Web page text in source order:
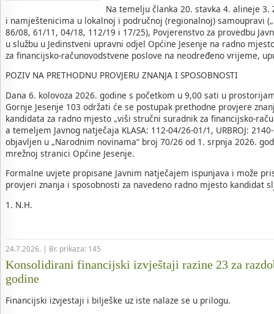
Na temelju članka 20. stavka 4. alineje 3.
i namještenicima u lokalnoj i područnoj (regionalnoj) samoupravi
86/08, 61/11, 04/18, 112/19 i 17/25), Povjerenstvo za provedbu
u službu u Jedinstveni upravni odjel Općine Jesenje na radno
za financijsko-računovodstvene poslove na neodređeno vrijeme,
POZIV NA PRETHODNU PROVJERU ZNANJA I SPOSOBNOSTI
Dana 6. kolovoza 2026. godine s početkom u 9,00 sati u
Gornje Jesenje 103 održati će se postupak prethodne provjere
kandidata za radno mjesto „viši stručni suradnik za financijsko-
a temeljem Javnog natječaja KLASA: 112-04/26-01/1, URBROJ:
objavljen u „Narodnim novinama“ broj 70/26 od 1. srpnja 2026.
mrežnoj stranici Općine Jesenje.
Formalne uvjete propisane Javnim natječajem ispunjava i može
provjeri znanja i sposobnosti za navedeno radno mjesto kandidat
1. N.H.
24.7.2026. | Br. prikaza: 145
Konsolidirani financijski izvještaji razine 23 za
godine
Financijski izvjestaji i bilješke uz iste nalaze se u prilogu.